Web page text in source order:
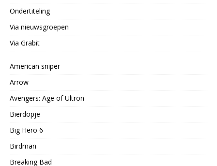
Ondertiteling
Via nieuwsgroepen
Via Grabit
American sniper
Arrow
Avengers: Age of Ultron
Bierdopje
Big Hero 6
Birdman
Breaking Bad